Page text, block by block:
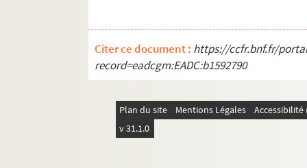
Citer ce document : https://ccfr.bnf.fr/
record=eadcgm:EADC:b1592790
Plan du site Mentions Légales
v 31.1.0